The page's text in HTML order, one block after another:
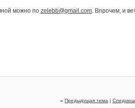
можно по zelebb@gmail.com. Впрочем, и
« Предыдущая тема |